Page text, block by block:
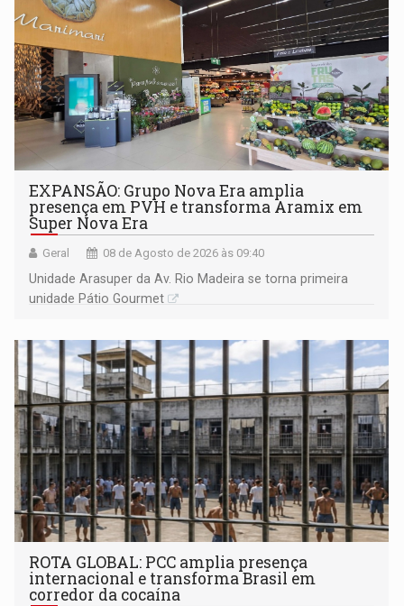
EXPANSÃO: Grupo Nova Era amplia
presença em PVH e transforma Aramix em
Super Nova Era
Geral 08 de Agosto de 2026 às 09:40
Unidade Arasuper da Av. Rio Madeira se torna primeira
unidade Pátio Gourmet
ROTA GLOBAL: PCC amplia presença
internacional e transforma Brasil em
corredor da cocaína